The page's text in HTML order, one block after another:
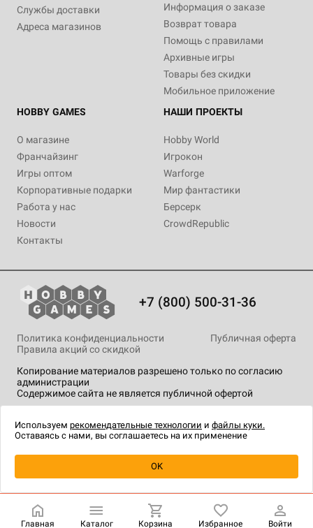
Купить| 4 490 ₽
Службы доставки
Адреса магазинов
Информация о заказе
Возврат товара
Помощь с правилами
Архивные игры
Товары без скидки
Мобильное приложение
HOBBY GAMES
О магазине
Франчайзинг
Игры оптом
Корпоративные подарки
Работа у нас
Новости
Контакты
НАШИ ПРОЕКТЫ
Hobby World
Игрокон
Warforge
Мир фантастики
Берсерк
CrowdRepublic
+7 (800) 500-31-36
Копирование материалов разрешено только по согласию
администрации
Содержимое сайта не является публичной офертой
Политика конфиденциальности
Публичная оферта
Правила акций со скидкой
технологии.
Главная Каталог Корзина Избранное Войти
Используем рекомендательные технологии и файлы куки.
Оставаясь с нами, вы соглашаетесь на их применение
OK